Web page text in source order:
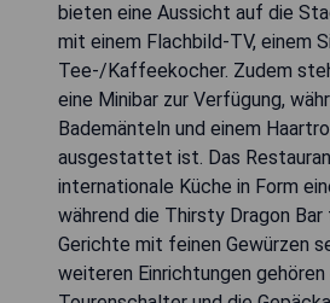
bieten eine Aussicht auf die
mit einem Flachbild-TV, einem
Tee-/Kaffeekocher. Zudem
eine Minibar zur Verfügung,
Bademänteln und einem
ausgestattet ist. Das
internationale Küche in Form
während die Thirsty Dragon Bar
Gerichte mit feinen Gewürzen
weiteren Einrichtungen gehören